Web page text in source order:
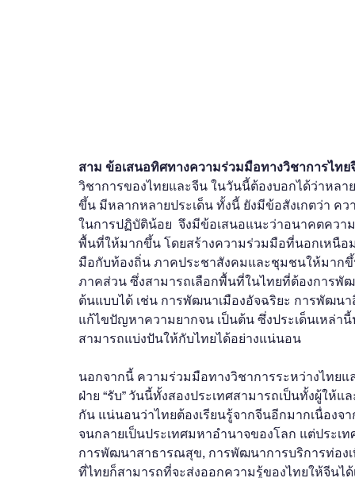
สาม ข้อเสนอทิศทางความร่วมมือทางวิชาการไท
วิชาการของไทยและจีน ในวันนี้ต้องบอกได้ว่าหล
ขึ้น มีหลากหลายประเด็น ทั้งนี้ ยังมีข้อสังเกตว่า ค
ในการปฏิบัติน้อย  จึงมีข้อเสนอแนะว่าอนาคตคว
พื้นที่ให้มากขึ้น โดยสร้างความร่วมมือที่นอกเหนือ
มือกับท้องถิ่น ภาคประชาสังคมและชุมชนให้มาก
ภาคส่วน ซึ่งสามารถเลือกพื้นที่ในไทยที่ต้องการพั
ต้นแบบได้ เช่น การพัฒนาเมืองอัจฉริยะ การพัฒน
แก้ไขปัญหาความยากจน เป็นต้น ซึ่งประเด็นเหล่า
สามารถแบ่งปันให้กับไทยได้อย่างแน่นอน
นอกจากนี้ ความร่วมมือทางวิชาการระหว่างไทยแ
ฝ่าย “รับ” วันนี้ทั้งสองประเทศสามารถเป็นทั้งผู้ให้
กัน แน่นอนว่าไทยต้องเรียนรู้จากจีนอีกมากเนื่อง
จนกลายเป็นประเทศมหาอำนาจของโลก แต่ประ
การพัฒนาสาธารณสุข, การพัฒนาการบริการท่องเ
ที่ไทยก็สามารถที่จะส่งออกความรู้ของไทยให้จีนได้